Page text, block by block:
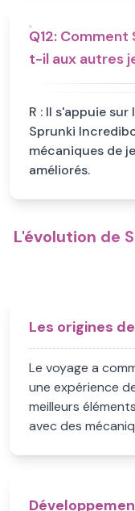
Q12: Comment
t-il aux autres
R : Il s'appuie
Sprunki
mécaniques de
améliorés.
L'évolution de
Les origines
Le voyage a
une expérience
meilleurs
avec des